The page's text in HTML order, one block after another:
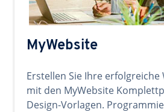
MyWebsite
Erstellen Sie Ihre erfolgreiche
mit den MyWebsite
Design-Vorlagen.